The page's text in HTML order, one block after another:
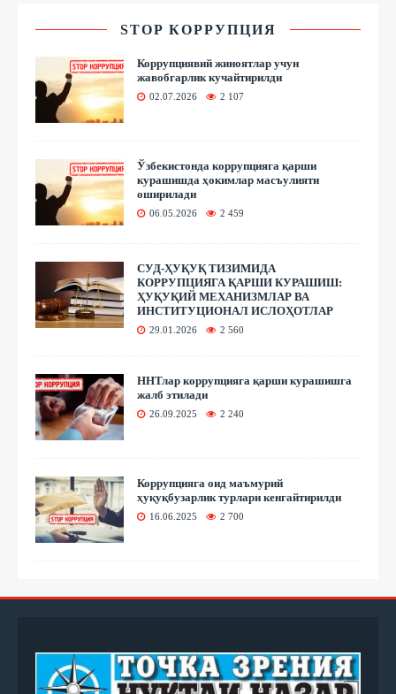
STOP КОРРУПЦИЯ
Коррупциявий жиноятлар учун
жавобгарлик кучайтирилди
02.07.2026 2 107
Ўзбекистонда коррупцияга қарши
курашишда ҳокимлар масъулияти
оширилади
06.05.2026 2 459
СУД-ҲУҚУҚ ТИЗИМИДА
КОРРУПЦИЯГА ҚАРШИ КУРАШИШ:
ҲУҚУҚИЙ МЕХАНИЗМЛАР ВА
ИНСТИТУЦИОНАЛ ИСЛОҲОТЛАР
29.01.2026 2 560
ННТлар коррупцияга қарши курашишга
жалб этилади
26.09.2025 2 240
Коррупцияга оид маъмурий
ҳуқуқбузарлик турлари кенгайтирилди
16.06.2025 2 700